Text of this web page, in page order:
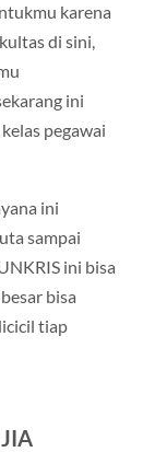
karena
di sini,
ini
pegawai
ini
sampai
ini bisa
bisa
tiap